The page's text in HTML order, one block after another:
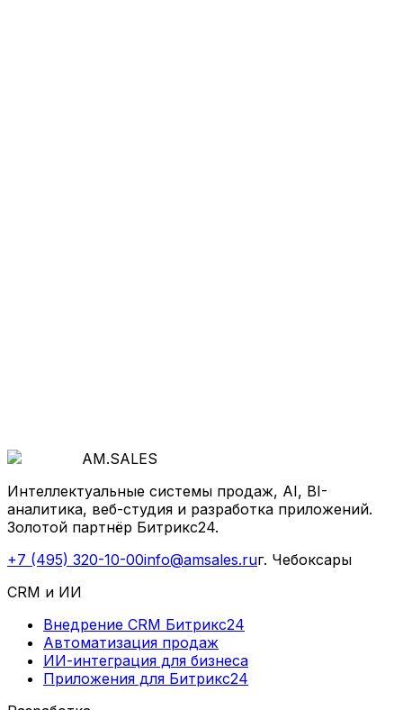
AM.SALES
Интеллектуальные системы продаж, AI, BI-
аналитика, веб-студия и разработка приложений.
Золотой партнёр Битрикс24.
+7 (495) 320-10-00info@amsales.ruг. Чебоксары
CRM и ИИ
Внедрение CRM Битрикс24
Автоматизация продаж
ИИ-интеграция для бизнеса
Приложения для Битрикс24